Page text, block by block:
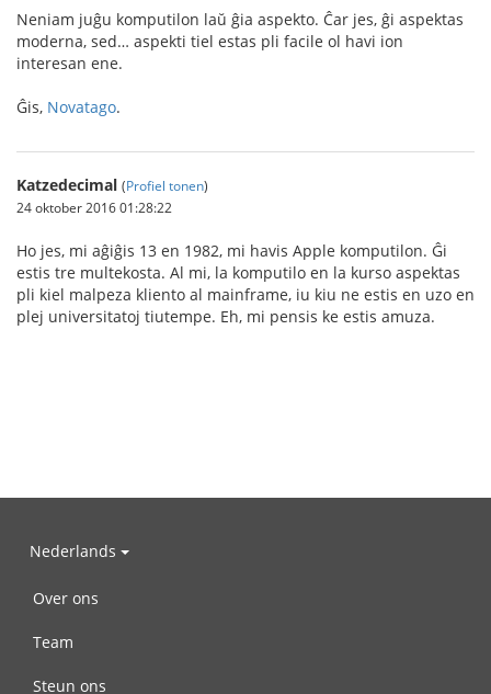
Neniam juĝu komputilon laŭ ĝia aspekto. Ĉar jes, ĝi aspektas
moderna, sed… aspekti tiel estas pli facile ol havi ion
interesan ene.
Ĝis, Novatago.
Katzedecimal (Profiel tonen)
24 oktober 2016 01:28:22
Ho jes, mi aĝiĝis 13 en 1982, mi havis Apple komputilon. Ĝi
estis tre multekosta. Al mi, la komputilo en la kurso aspektas
pli kiel malpeza kliento al mainframe, iu kiu ne estis en uzo en
plej universitatoj tiutempe. Eh, mi pensis ke estis amuza.
Nederlands
Over ons
Team
Steun ons